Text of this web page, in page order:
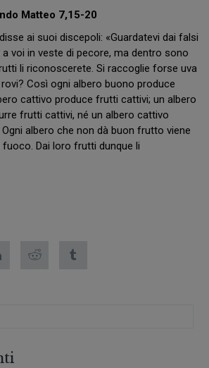
Matteo 7,15-20
ai suoi discepoli: «Guardatevi dai falsi
voi in veste di pecore, ma dentro sono
li riconoscerete. Si raccoglie forse uva
Così ogni albero buono produce
cattivo produce frutti cattivi; un albero
frutti cattivi, né un albero cattivo
albero che non dà buon frutto viene
Dai loro frutti dunque li